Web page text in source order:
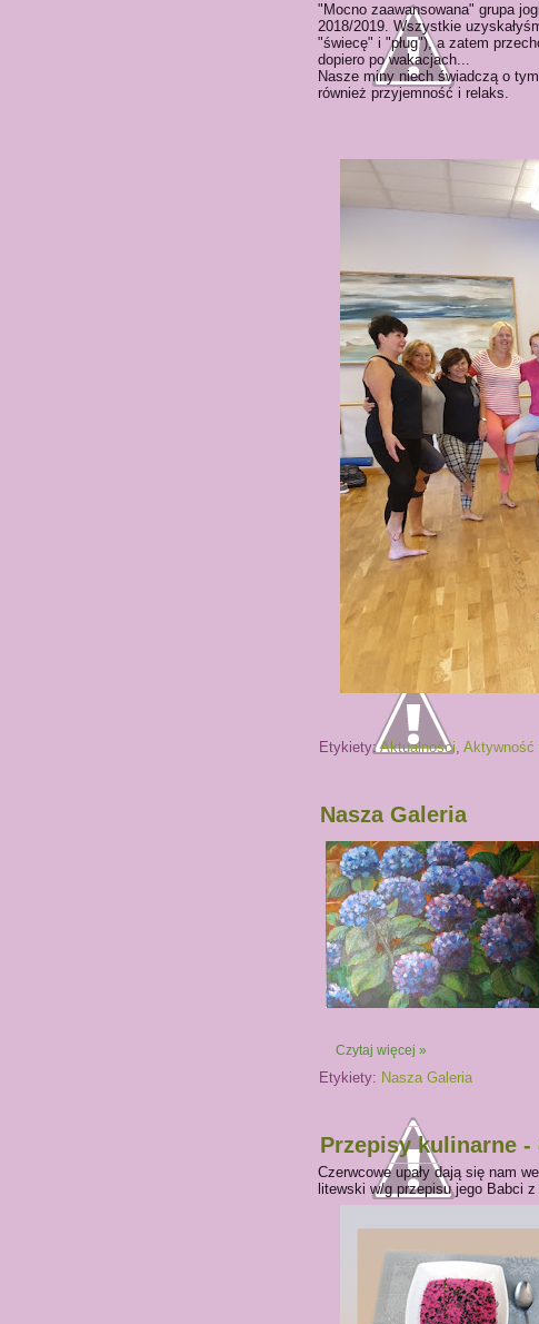
"Mocno zaawansowana" grupa
2018/2019. Wszystkie
"świecę" i "pług"), a zatem
dopiero po wakacjach...
Nasze miny niech świadczą o
również przyjemność i relaks.
Etykiety:Aktualności, Aktywność
Nasza Galeria
Czytaj więcej »
Etykiety: Nasza Galeria
Przepisy kulinarne -
Czerwcowe upały dają się nam
litewski w/g przepisu jego Babci z